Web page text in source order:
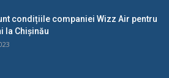
condițiile companiei Wizz Air pentru
la Chișinău